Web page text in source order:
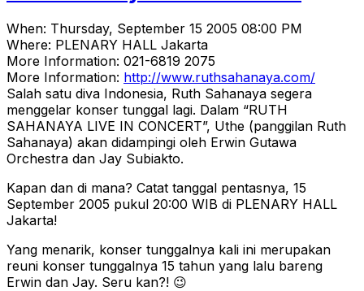
When: Thursday, September 15 2005 08:00 PM
Where: PLENARY HALL Jakarta
More Information: 021-6819 2075
More Information: http://www.ruthsahanaya.com/
Salah satu diva Indonesia, Ruth Sahanaya segera
menggelar konser tunggal lagi. Dalam “RUTH
SAHANAYA LIVE IN CONCERT”, Uthe (panggilan Ruth
Sahanaya) akan didampingi oleh Erwin Gutawa
Orchestra dan Jay Subiakto.
Kapan dan di mana? Catat tanggal pentasnya, 15
September 2005 pukul 20:00 WIB di PLENARY HALL
Jakarta!
Yang menarik, konser tunggalnya kali ini merupakan
reuni konser tunggalnya 15 tahun yang lalu bareng
Erwin dan Jay. Seru kan?! 😉